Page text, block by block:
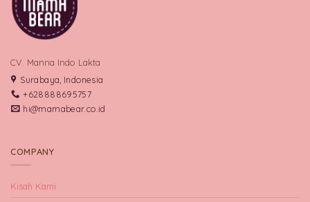
CV. Manna Indo Lakta
Surabaya, Indonesia
+628888695757
hi@mamabear.co.id
COMPANY
Kisah Kami